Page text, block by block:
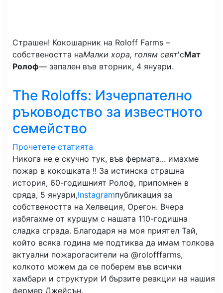
Страшен! Кокошарник на Roloff Farms –
собствеността наМалки хора, голям свят'сМат
Ролоф— запален във вторник, 4 януари.
The Roloffs: Изчерпателно
ръководство за известното
семейство
Прочетете статията
Никога не е скучно тук, във фермата... имахме
пожар в кокошката !! За истинска страшна
история, 60-годишният Ролоф, припомнен в
сряда, 5 януари,Instagramпубликация за
собствеността на Хелвеция, Орегон. Вчера
избягахме от куршум с нашата 110-годишна
сладка сграда. Благодаря на моя приятел Тай,
който всяка година ме подтиква да имам толкова
актуални пожарогасители на @rolofffarms,
колкото можем да се поберем във всички
хамбари и структури И бързите реакции на нашия
фермер Джейсън.